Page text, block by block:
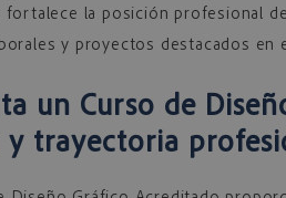
fortalece la posición profesional
y proyectos destacados en
un Curso de
trayectoria